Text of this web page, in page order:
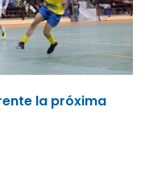
la próxima